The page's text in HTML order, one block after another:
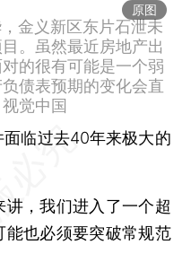
原图
金义新区东片石泄未
。虽然最近房地产出
的很有可能是一个弱
债表预期的变化会直
觉中国
临过去40年来极大的
，我们进入了一个超
也必须要突破常规范